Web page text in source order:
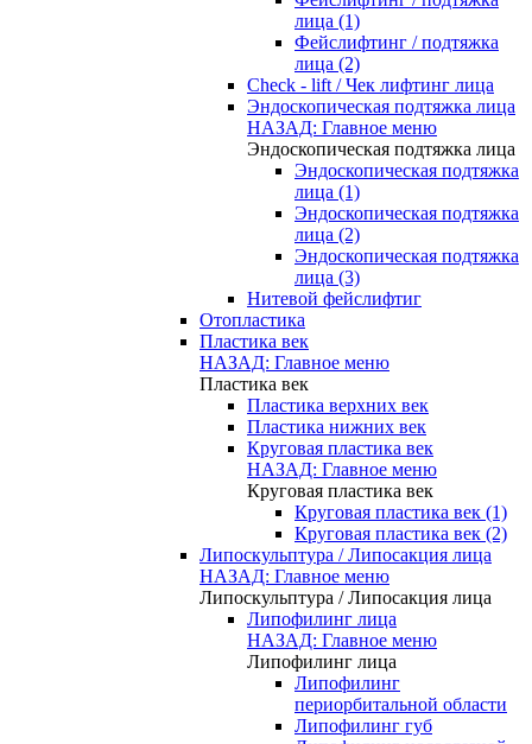
лица (1)
Фейслифтинг / подтяжка
лица (2)
Check - lift / Чек лифтинг лица
Эндоскопическая подтяжка лица
НАЗАД: Главное меню
Эндоскопическая подтяжка лица
Эндоскопическая подтяжка
лица (1)
Эндоскопическая подтяжка
лица (2)
Эндоскопическая подтяжка
лица (3)
Нитевой фейслифтиг
Отопластика
Пластика век
НАЗАД: Главное меню
Пластика век
Пластика верхних век
Пластика нижних век
Круговая пластика век
НАЗАД: Главное меню
Круговая пластика век
Круговая пластика век (1)
Круговая пластика век (2)
Липоскульптура / Липосакция лица
НАЗАД: Главное меню
Липоскульптура / Липосакция лица
Липофилинг лица
НАЗАД: Главное меню
Липофилинг лица
Липофилинг
периорбитальной области
Липофилинг губ